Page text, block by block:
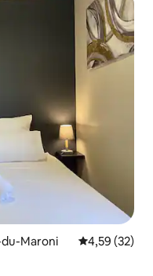
Maroni Prosječna
4,59 (32)